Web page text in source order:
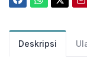
Deskripsi